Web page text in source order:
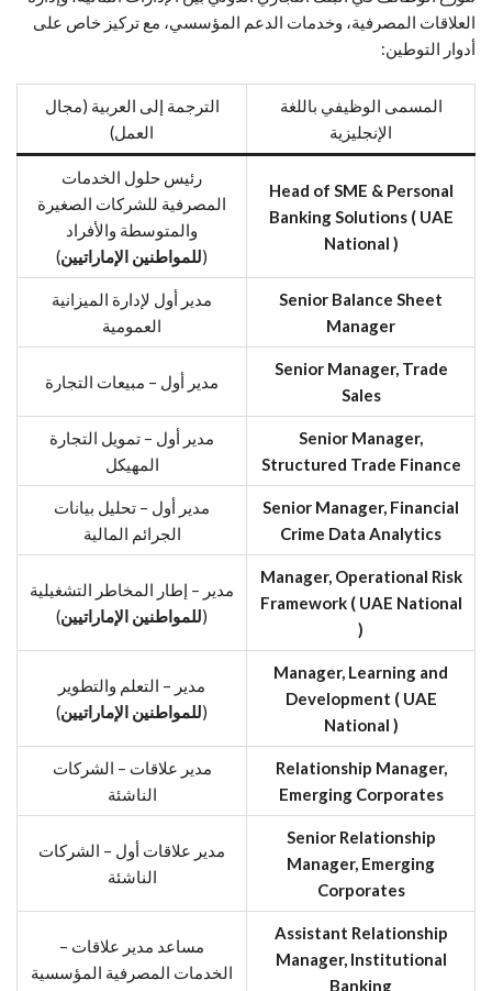
العلاقات المصرفية، وخدمات الدعم المؤسسي، مع تركيز خاص على
أدوار التوطين:
المسمى الوظيفي باللغة
الإنجليزية
الترجمة إلى العربية (مجال
العمل)
Head of SME & Personal
Banking Solutions ( UAE
National )
رئيس حلول الخدمات
المصرفية للشركات الصغيرة
والمتوسطة والأفراد
(للمواطنين الإماراتيين)
Senior Balance Sheet
Manager
مدير أول لإدارة الميزانية
العمومية
Senior Manager, Trade
Sales
مدير أول – مبيعات التجارة
Senior Manager,
Structured Trade Finance
مدير أول – تمويل التجارة
المهيكل
Senior Manager, Financial
Crime Data Analytics
مدير أول – تحليل بيانات
الجرائم المالية
Manager, Operational Risk
Framework ( UAE National
)
مدير – إطار المخاطر التشغيلية
(للمواطنين الإماراتيين)
Manager, Learning and
Development ( UAE
National )
مدير – التعلم والتطوير
(للمواطنين الإماراتيين)
Relationship Manager,
Emerging Corporates
مدير علاقات – الشركات
الناشئة
Senior Relationship
Manager, Emerging
Corporates
مدير علاقات أول – الشركات
الناشئة
Assistant Relationship
Manager, Institutional
Banking
مساعد مدير علاقات –
الخدمات المصرفية المؤسسية